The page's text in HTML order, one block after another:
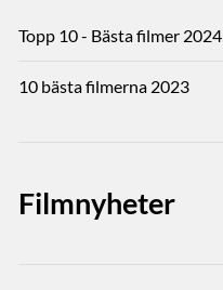
Topp 10 - Bästa filmer 2024
10 bästa filmerna 2023
Filmnyheter